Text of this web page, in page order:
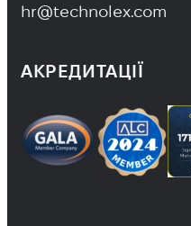
hr@technolex.com
АКРЕДИТАЦІЇ